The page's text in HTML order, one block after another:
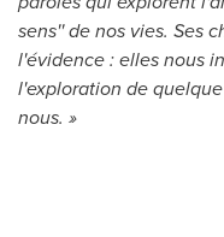
sens'' de nos vies. Ses
l'évidence : elles nous
l'exploration de
nous. »